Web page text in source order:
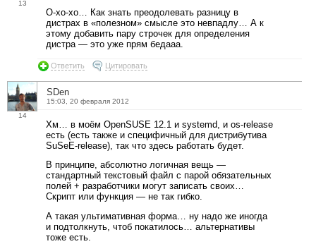
13
О-хо-хо… Как знать преодолевать разницу в
дистрах в «полезном» смысле это невпадлу… А к
этому добавить пару строчек для определения
дистра — это уже прям бедааа.
Ответить Цитировать
14
SDen
15:03, 20 февраля 2012
Хм… в моём OpenSUSE 12.1 и systemd, и os-release
есть (есть также и специфичный для дистрибутива
SuSeE-release), так что здесь работать будет.
В принципе, абсолютно логичная вещь —
стандартный текстовый файл с парой обязательных
полей + разработчики могут записать своих…
Скрипт или функция — не так гибко.
А такая ультимативная форма… ну надо же иногда
и подтолкнуть, чтоб покатилось… альтернативы
тоже есть.